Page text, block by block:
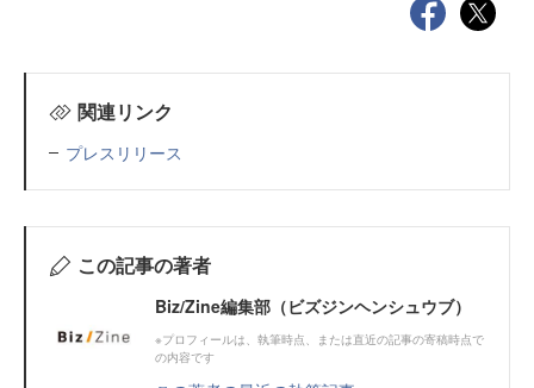
関連リンク
プレスリリース
この記事の著者
Biz/Zine編集部（ビズジンヘンシュウブ）
※プロフィールは、執筆時点、または直近の記事の寄稿時点で
の内容です